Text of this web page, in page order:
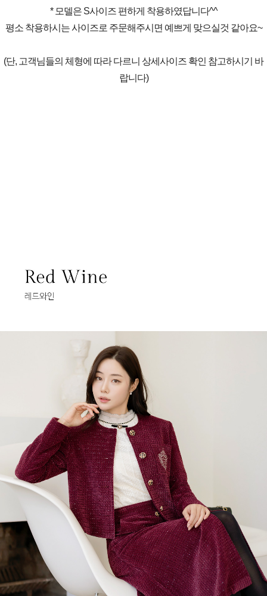
* 모델은 S사이즈 편하게 착용하였답니다^^
평소 착용하시는 사이즈로 주문해주시면 예쁘게 맞으실것 같아요~
(단, 고객님들의 체형에 따라 다르니 상세사이즈 확인 참고하시기 바
랍니다)